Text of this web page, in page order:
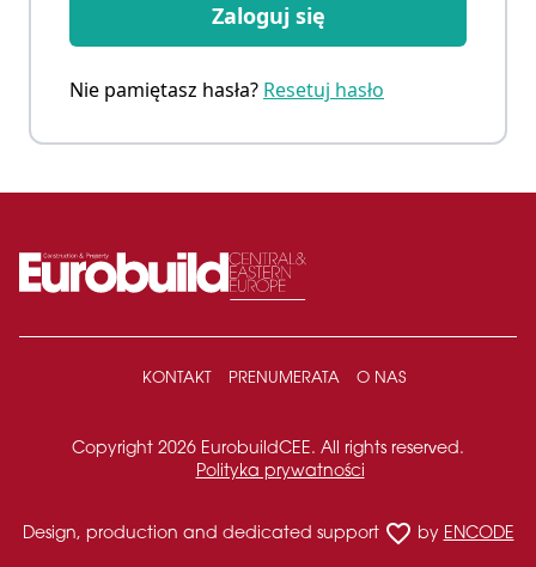
Zaloguj się
Nie pamiętasz hasła? Resetuj hasło
KONTAKT PRENUMERATA O NAS
Copyright 2026 EurobuildCEE. All rights reserved.
Polityka prywatności
Design, production and dedicated support favorite_border by ENCODE